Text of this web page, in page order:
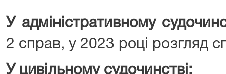
У адміністративному
2 справ, у 2023 році розгляд
У цивільному судочинстві: